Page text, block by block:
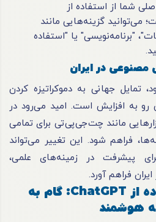
شما از استفاده از
گزینه‌هایی مانند
"برنامه‌نویسی" یا "استفاده
در ایران
تمایل جهانی به دموکراتیزه کردن
به افزایش است. امید می‌رود در
مانند چت‌جی‌پی‌تی برای تمامی
فراهم شود. این تغییر می‌تواند
پیشرفت در زمینه‌های علمی،
فراهم آورد.
از
گام به
هوشمند